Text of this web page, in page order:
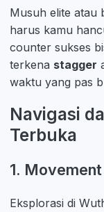
Musuh elite atau
harus kamu
counter sukses
terkena stagger
waktu yang pas
Navigasi
Terbuka
1.
Eksplorasi di